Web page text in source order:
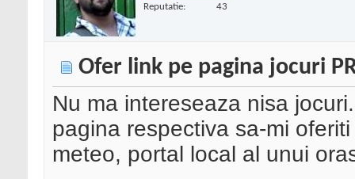
Reputatie: 43
Ofer link pe pagina jocuri
Nu ma intereseaza nisa
pagina respectiva sa-mi
meteo, portal local al unui